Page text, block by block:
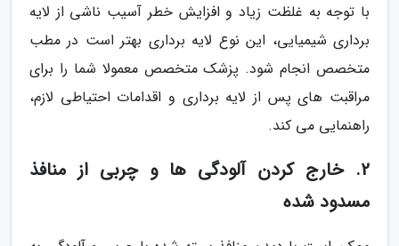
با توجه به غلظت زیاد و افزایش خطر آسیب ناشی از لایه
برداری شیمیایی، این نوع لایه برداری بهتر است در مطب
متخصص انجام شود. پزشک متخصص معمولا شما را برای
مراقبت های پس از لایه برداری و اقدامات احتیاطی لازم،
راهنمایی می کند.
2. خارج کردن آلودگی ها و چربی از منافذ
مسدود شده